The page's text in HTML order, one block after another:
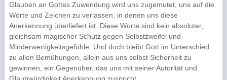
Glauben an Gottes Zuwendung wird uns zugemutet, uns auf die
Worte und Zeichen zu verlassen, in denen uns diese
Anerkennung überliefert ist. Diese Worte sind kein absoluter,
gleichsam magischer Schutz gegen Selbstzweifel und
Minderwertigkeitsgefühle. Und doch bleibt Gott im Unterschied
zu allen Bemühungen, allein aus uns selbst Sicherheit zu
gewinnen, ein Gegenüber, das uns mit seiner Autorität und